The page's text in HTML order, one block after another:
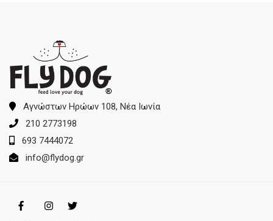
Αγνώστων Ηρώων 108, Νέα Ιωνία
210 2773198
693 7444072
info@flydog.gr